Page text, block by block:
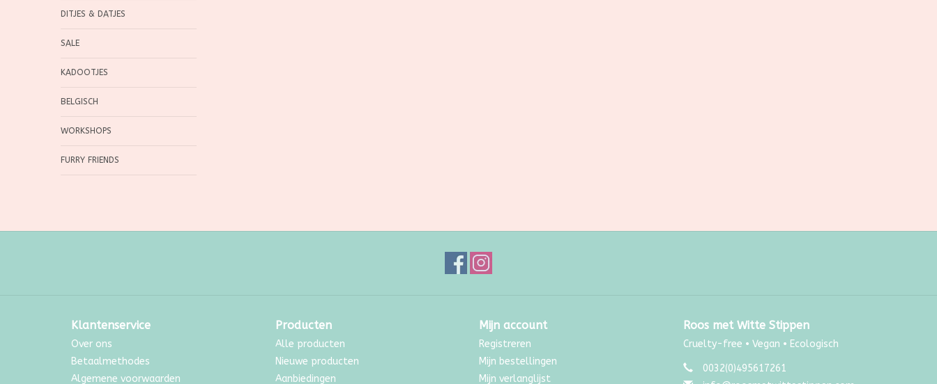
DITJES & DATJES
SALE
KADOOTJES
BELGISCH
WORKSHOPS
FURRY FRIENDS
Klantenservice
Over ons
Betaalmethodes
Algemene voorwaarden
Producten
Alle producten
Nieuwe producten
Aanbiedingen
Mijn account
Registreren
Mijn bestellingen
Mijn verlanglijst
Roos met Witte Stippen
Cruelty-free • Vegan • Ecologisch
0032(0)495617261